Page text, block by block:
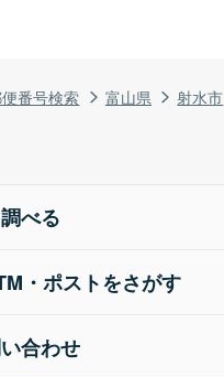
番号検索 富山県
射水市
べる
・ポストをさがす
合わせ